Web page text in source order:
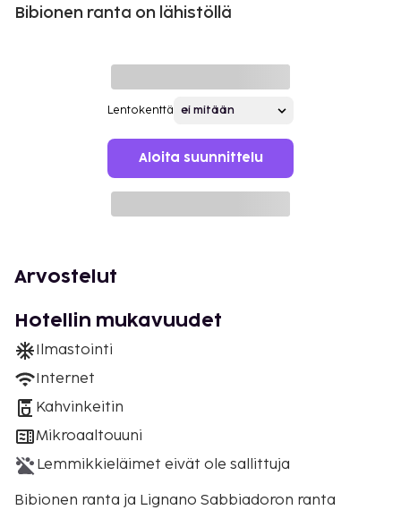
Bibionen ranta on lähistöllä
Lentokenttä
Aloita suunnittelu
Arvostelut
Hotellin mukavuudet
Ilmastointi
Internet
Kahvinkeitin
Mikroaaltouuni
Lemmikkieläimet eivät ole sallittuja
Bibionen ranta ja Lignano Sabbiadoron ranta